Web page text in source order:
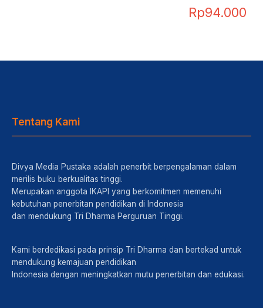
Rp94.000
Tentang Kami
Divya Media Pustaka adalah penerbit berpengalaman dalam
merilis buku berkualitas tinggi.
Merupakan anggota IKAPI yang berkomitmen memenuhi
kebutuhan penerbitan pendidikan di Indonesia
dan mendukung Tri Dharma Perguruan Tinggi.
Kami berdedikasi pada prinsip Tri Dharma dan bertekad untuk
mendukung kemajuan pendidikan
Indonesia dengan meningkatkan mutu penerbitan dan edukasi.